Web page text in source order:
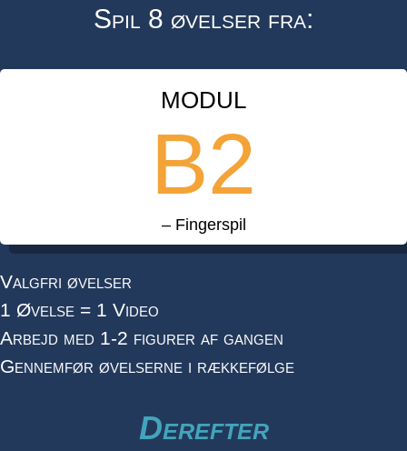
Spil 8 øvelser fra:
MODUL
B2
– Fingerspil
Valgfri øvelser
1 Øvelse = 1 Video
Arbejd med 1-2 figurer af gangen
Gennemfør øvelserne i rækkefølge
Derefter